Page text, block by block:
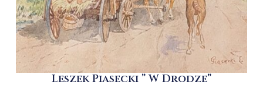
Leszek Piasecki ” W Drodze”